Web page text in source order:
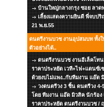
บ้านใหญ่กลางกรุง ซอย ลาด
เลี้ยงแสดงความยินดี พี่จบป
21 พ.ย.55
ดนตรีงานบวช งานอุปสมบท ทั้ง
ตัวอย่างได้..
ดนตรีงานบวช งานอีเล็คโท
ราคาประหยัด เวที+ไฟ+แดนซ์
ด้วยงบไม่แพง..กับทีมงาน แอ๊ด
วงดนตรีวง 3 ชิ้น ดนตรีวง
โดย ทีมงาน แอ๊ด มิวสิค นักร้อง
ราคาประหยัด ดนตรีงานบวช